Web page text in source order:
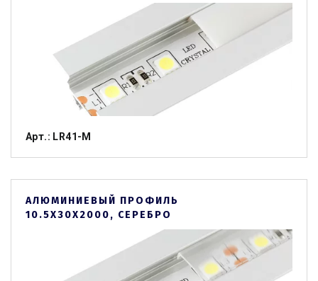
Арт.: LR41-M
АЛЮМИНИЕВЫЙ ПРОФИЛЬ
10.5Х30Х2000, СЕРЕБРО